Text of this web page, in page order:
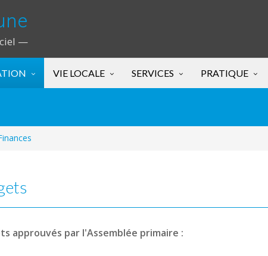
—
VIE LOCALE SERVICES PRATIQUE
approuvés par l'Assemblée primaire :